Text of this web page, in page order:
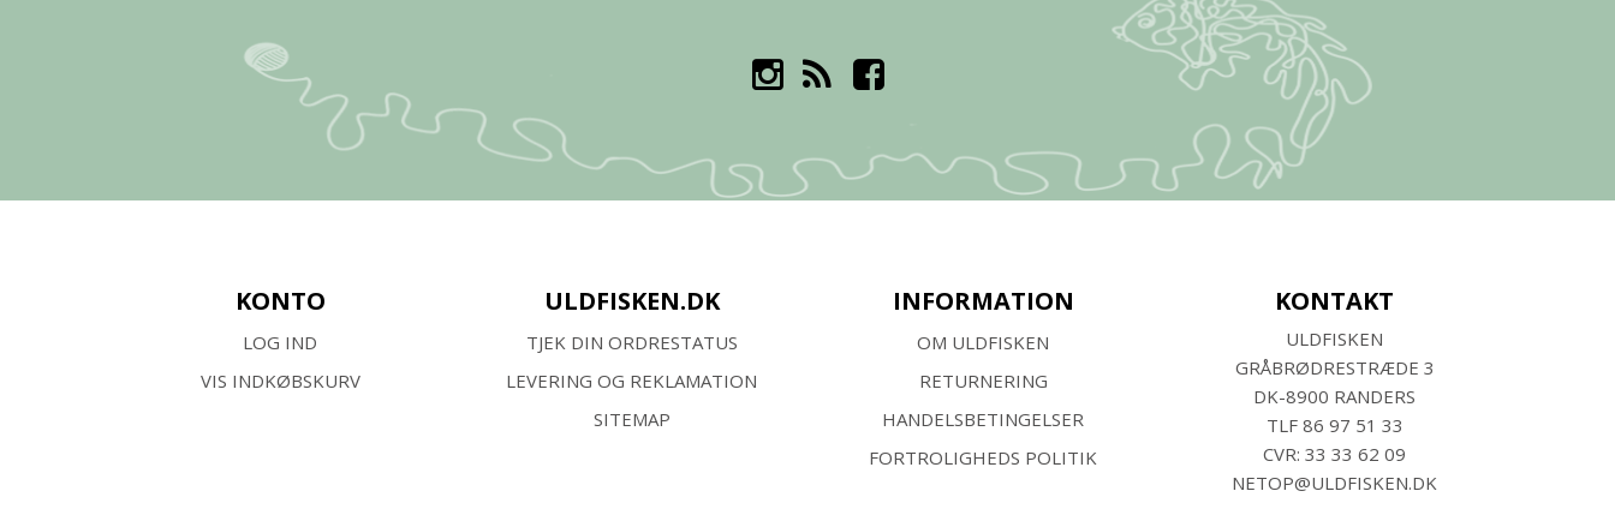
KONTO
LOG IND
VIS INDKØBSKURV
ULDFISKEN.DK
TJEK DIN ORDRESTATUS
LEVERING OG REKLAMATION
SITEMAP
INFORMATION
OM ULDFISKEN
RETURNERING
HANDELSBETINGELSER
FORTROLIGHEDS POLITIK
KONTAKT
ULDFISKEN
GRÅBRØDRESTRÆDE 3
DK-8900 RANDERS
TLF 86 97 51 33
CVR: 33 33 62 09
NETOP@ULDFISKEN.DK